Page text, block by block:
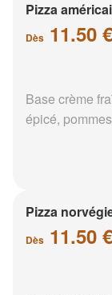
Pizza
Dès 11.50 €
Base crème
épicé,
Pizza
Dès 11.50 €